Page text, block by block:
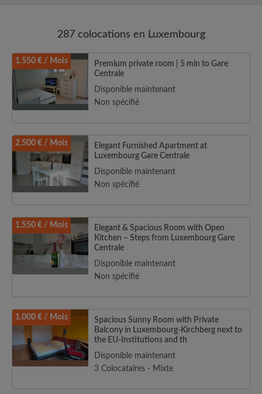
287 colocations en Luxembourg
1.550 € / Mois
Premium private room | 5 min to Gare
Centrale
Disponible maintenant
Non spécifié
2.500 € / Mois
Elegant Furnished Apartment at
Luxembourg Gare Centrale
Disponible maintenant
Non spécifié
1.550 € / Mois
Elegant & Spacious Room with Open
Kitchen – Steps from Luxembourg Gare
Centrale
Disponible maintenant
Non spécifié
1.000 € / Mois
Spacious Sunny Room with Private
Balcony in Luxembourg-Kirchberg next to
the EU-Institutions and th
Disponible maintenant
3 Colocataires - Mixte